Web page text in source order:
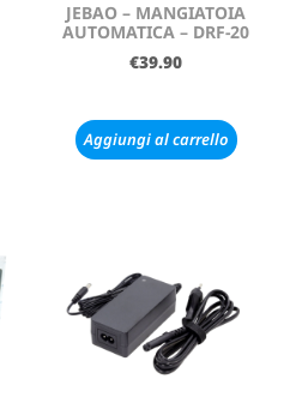
JEBAO – MANGIATOIA
AUTOMATICA – DRF-20
€39.90
Aggiungi al carrello